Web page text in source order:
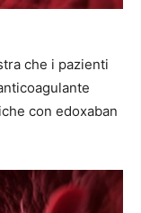
che i pazienti
con edoxaban